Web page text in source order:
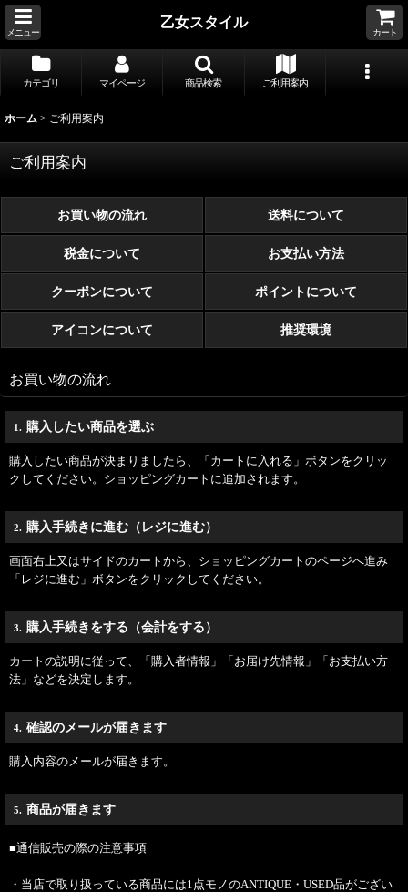
メニュー
乙女スタイル
カート
カテゴリ マイページ 商品検索 ご利用案内
ホーム > ご利用案内
ご利用案内
お買い物の流れ 送料について
税金について お支払い方法
クーポンについて ポイントについて
アイコンについて 推奨環境
お買い物の流れ
1. 購入したい商品を選ぶ
購入したい商品が決まりましたら、「カートに入れる」ボタンをクリッ
クしてください。ショッピングカートに追加されます。
2. 購入手続きに進む（レジに進む）
画面右上又はサイドのカートから、ショッピングカートのページへ進み
「レジに進む」ボタンをクリックしてください。
3. 購入手続きをする（会計をする）
カートの説明に従って、「購入者情報」「お届け先情報」「お支払い方
法」などを決定します。
4. 確認のメールが届きます
購入内容のメールが届きます。
5. 商品が届きます
■通信販売の際の注意事項
・当店で取り扱っている商品には1点モノのANTIQUE・USED品がござい